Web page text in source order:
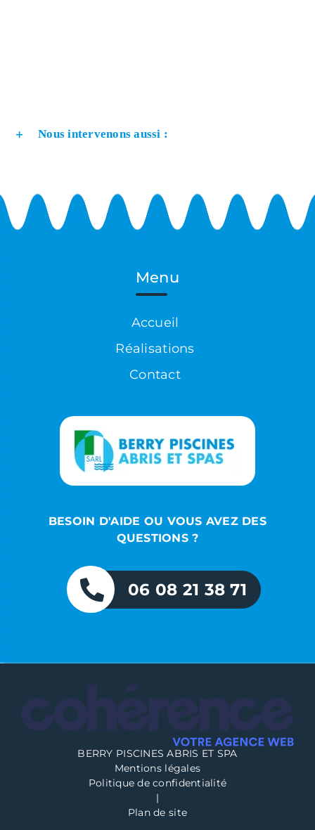
Nous intervenons aussi :
Menu
Accueil
Réalisations
Contact
BESOIN D'AIDE OU VOUS AVEZ DES
QUESTIONS ?
06 08 21 38 71
BERRY PISCINES ABRIS ET SPA
Mentions légales
Politique de confidentialité
|
Plan de site